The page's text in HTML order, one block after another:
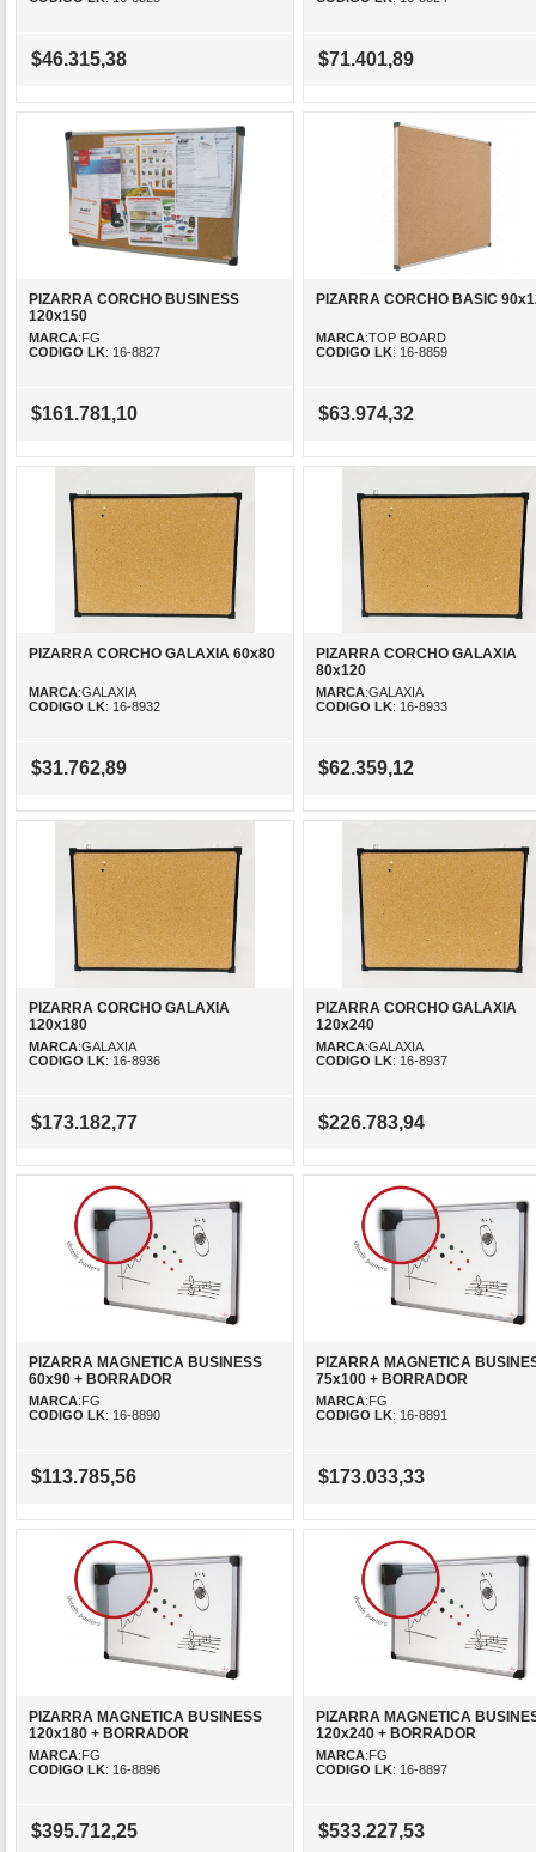
$46.315,38 $71.401,89
PIZARRA CORCHO BUSINESS
120x150
MARCA:FG
CODIGO LK: 16-8827
$161.781,10
PIZARRA CORCHO BASIC
MARCA:TOP BOARD
CODIGO LK: 16-8859
$63.974,32
PIZARRA CORCHO GALAXIA 60x80
MARCA:GALAXIA
CODIGO LK: 16-8932
$31.762,89
PIZARRA CORCHO GALAXIA
80x120
MARCA:GALAXIA
CODIGO LK: 16-8933
$62.359,12
PIZARRA CORCHO GALAXIA
120x180
MARCA:GALAXIA
CODIGO LK: 16-8936
$173.182,77
PIZARRA CORCHO GALAXIA
120x240
MARCA:GALAXIA
CODIGO LK: 16-8937
$226.783,94
PIZARRA MAGNETICA BUSINESS
60x90 + BORRADOR
MARCA:FG
CODIGO LK: 16-8890
$113.785,56
PIZARRA MAGNETICA
75x100 + BORRADOR
MARCA:FG
CODIGO LK: 16-8891
$173.033,33
PIZARRA MAGNETICA BUSINESS
120x180 + BORRADOR
MARCA:FG
CODIGO LK: 16-8896
$395.712,25
PIZARRA MAGNETICA
120x240 + BORRADOR
MARCA:FG
CODIGO LK: 16-8897
$533.227,53